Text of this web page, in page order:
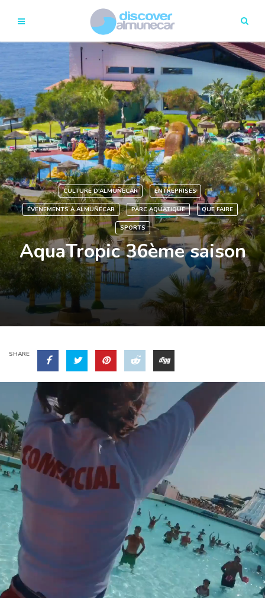
CULTURE D'ALMUÑECAR ENTREPRISES
ÉVÉNEMENTS À ALMUÑÉCAR PARC AQUATIQUE QUE FAIRE
SPORTS
AquaTropic 36ème saison
SHARE